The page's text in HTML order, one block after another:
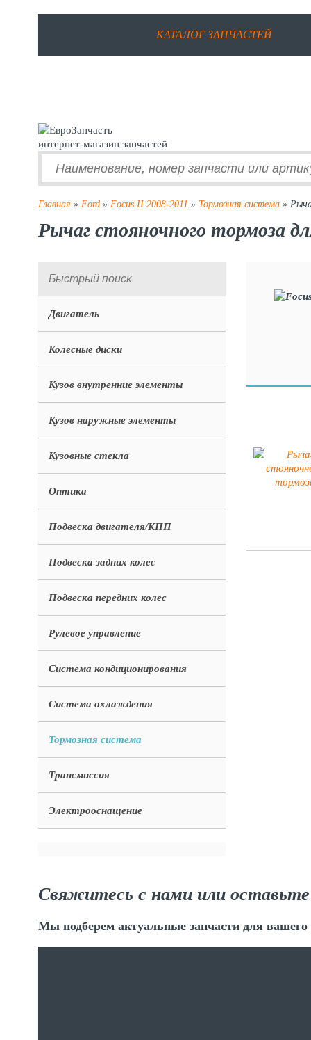
КАТАЛОГ ЗАПЧАСТЕЙ
интернет-магазин запчастей
Главная » Ford » Focus II 2008-2011 » Тормозная система »
Рычаг стояночного тормоза
Двигатель
Колесные диски
Кузов внутренние элементы
Кузов наружные элементы
Кузовные стекла
Оптика
Подвеска двигателя/КПП
Подвеска задних колес
Подвеска передних колес
Рулевое управление
Система кондиционирования
Система охлаждения
Тормозная система
Трансмиссия
Электрооснащение
Свяжитесь с нами или оставьте
Мы подберем актуальные запчасти для вашего